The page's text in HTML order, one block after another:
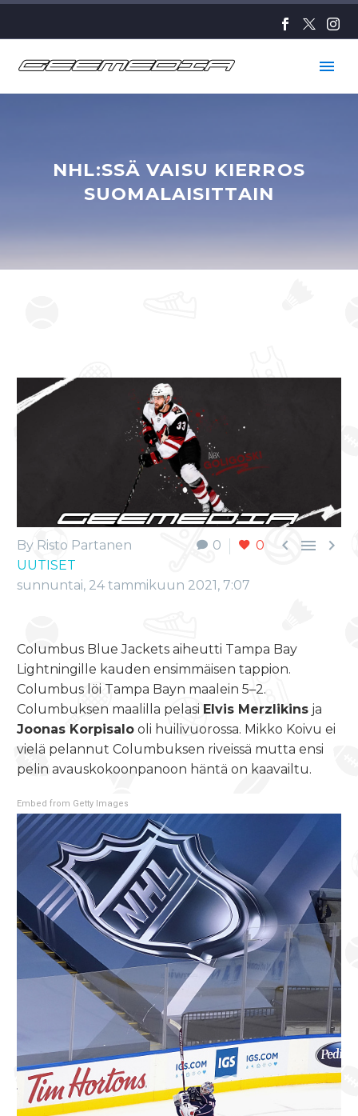
NHL:SSÄ VAISU KIERROS
SUOMALAISITTAIN
0 0   
By Risto Partanen
UUTISET
sunnuntai, 24 tammikuun 2021, 7:07
Columbus Blue Jackets aiheutti Tampa Bay
Lightningille kauden ensimmäisen tappion.
Columbus löi Tampa Bayn maalein 5–2.
Columbuksen maalilla pelasi Elvis Merzlikins ja
Joonas Korpisalo oli huilivuorossa. Mikko Koivu ei
vielä pelannut Columbuksen riveissä mutta ensi
pelin avauskokoonpanoon häntä on kaavailtu.
Embed from Getty Images